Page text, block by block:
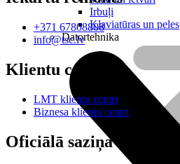
Irbuļi
Klaviatūras un peles
Datortehnika
+371 67808808
info@tsc.lv
Klientu centri
LMT klientu centri
Biznesa klientu centri
Oficiālā saziņa